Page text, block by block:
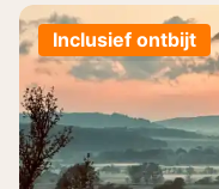
Inclusief ontbijt